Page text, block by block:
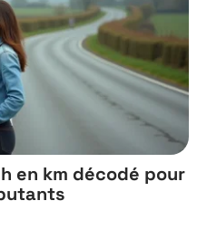
en km décodé pour